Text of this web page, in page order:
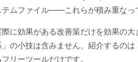
テムファイル——これらが積み重なっ
に効果がある改善策だけを効果の
」の小技は含みません。紹介するの
リーツールだけです。